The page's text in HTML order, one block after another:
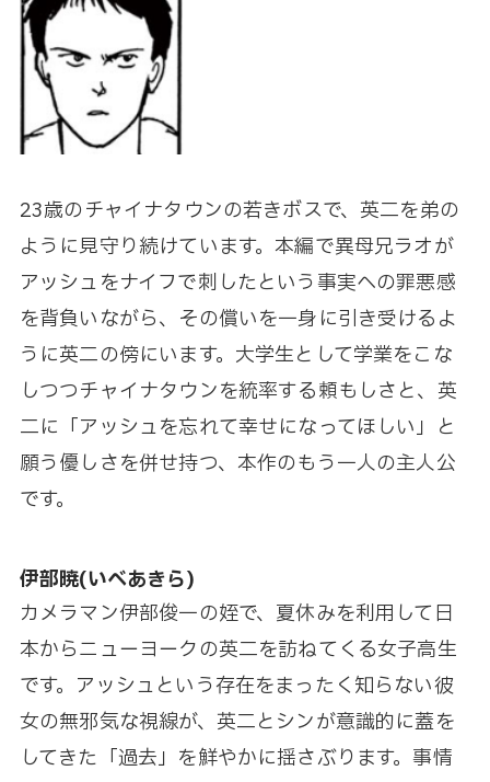
23歳のチャイナタウンの若きボスで、英二を弟の
ように見守り続けています。本編で異母兄ラオが
アッシュをナイフで刺したという事実への罪悪感
を背負いながら、その償いを一身に引き受けるよ
うに英二の傍にいます。大学生として学業をこな
しつつチャイナタウンを統率する頼もしさと、英
二に「アッシュを忘れて幸せになってほしい」と
願う優しさを併せ持つ、本作のもう一人の主人公
です。
伊部暁(いべあきら)
カメラマン伊部俊一の姪で、夏休みを利用して日
本からニューヨークの英二を訪ねてくる女子高生
です。アッシュという存在をまったく知らない彼
女の無邪気な視線が、英二とシンが意識的に蓋を
してきた「過去」を鮮やかに揺さぶります。事情